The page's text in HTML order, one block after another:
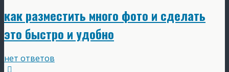
как разместить много фото и сделать
это быстро и удобно
нет ответов